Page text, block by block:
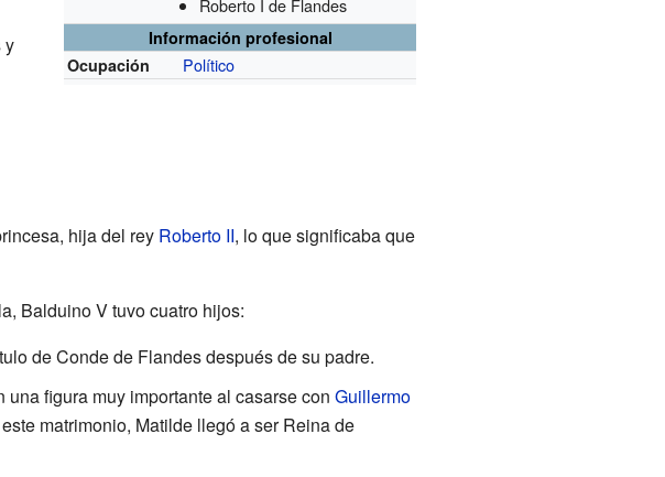
Roberto I de Flandes
Información profesional
Ocupación
Político
y
hija del rey Roberto II, lo que significaba que
Balduino V tuvo cuatro hijos:
de Conde de Flandes después de su padre.
una figura muy importante al casarse con Guillermo
matrimonio, Matilde llegó a ser Reina de